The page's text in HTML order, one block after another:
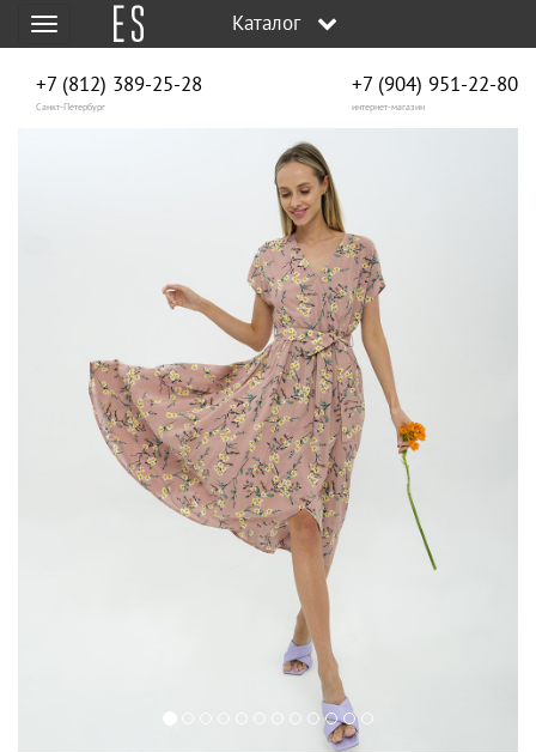
Меню Каталог
+7 (812) 389-25-28
Санкт-Петербург
+7 (904) 951‑22‑80
интернет-магазин